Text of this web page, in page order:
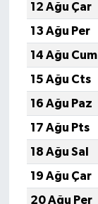
12 Ağu Çar
13 Ağu Per
14 Ağu Cum
15 Ağu Cts
16 Ağu Paz
17 Ağu Pts
18 Ağu Sal
19 Ağu Çar
20 Ağu Per